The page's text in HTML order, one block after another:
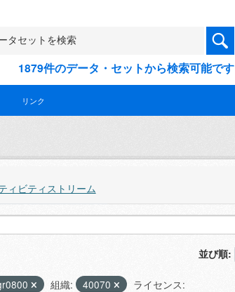
1879件のデータ・セットから検索可能です
リンク
ィビティストリーム
並び順
組織: 40070
ライセンス: